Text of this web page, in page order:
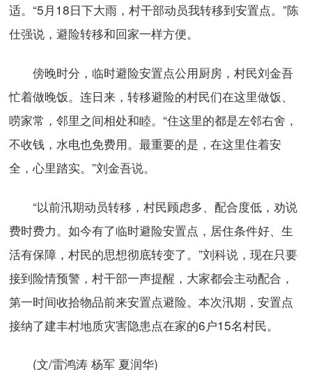
适。“5月18日下大雨，村干部动员我转移到安置点。”陈
仕强说，避险转移和回家一样方便。
傍晚时分，临时避险安置点公用厨房，村民刘金吾
忙着做晚饭。连日来，转移避险的村民们在这里做饭、
唠家常，邻里之间相处和睦。“住这里的都是左邻右舍，
不收钱，水电也免费用。最重要的是，在这里住着安
全，心里踏实。”刘金吾说。
“以前汛期动员转移，村民顾虑多、配合度低，劝说
费时费力。如今有了临时避险安置点，居住条件好、生
活有保障，村民的思想彻底转变了。”刘科说，现在只要
接到险情预警，村干部一声提醒，大家都会主动配合，
第一时间收拾物品前来安置点避险。本次汛期，安置点
接纳了建丰村地质灾害隐患点在家的6户15名村民。
(文/雷鸿涛 杨军 夏润华)